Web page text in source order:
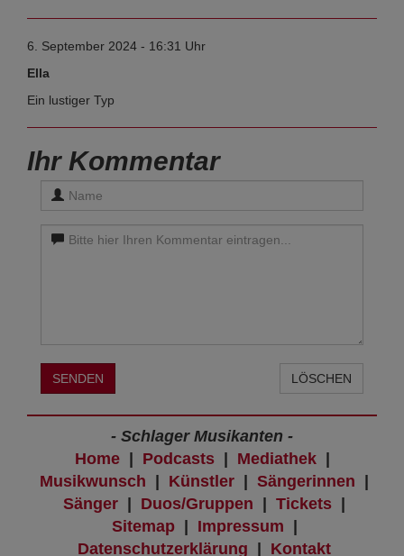
6. September 2024 - 16:31 Uhr
Ella
Ein lustiger Typ
Ihr Kommentar
SENDEN LÖSCHEN
- Schlager Musikanten -
Home| Podcasts| Mediathek|
Musikwunsch | Künstler | Sängerinnen |
Sänger | Duos/Gruppen | Tickets |
Sitemap| Impressum |
Datenschutzerklärung | Kontakt